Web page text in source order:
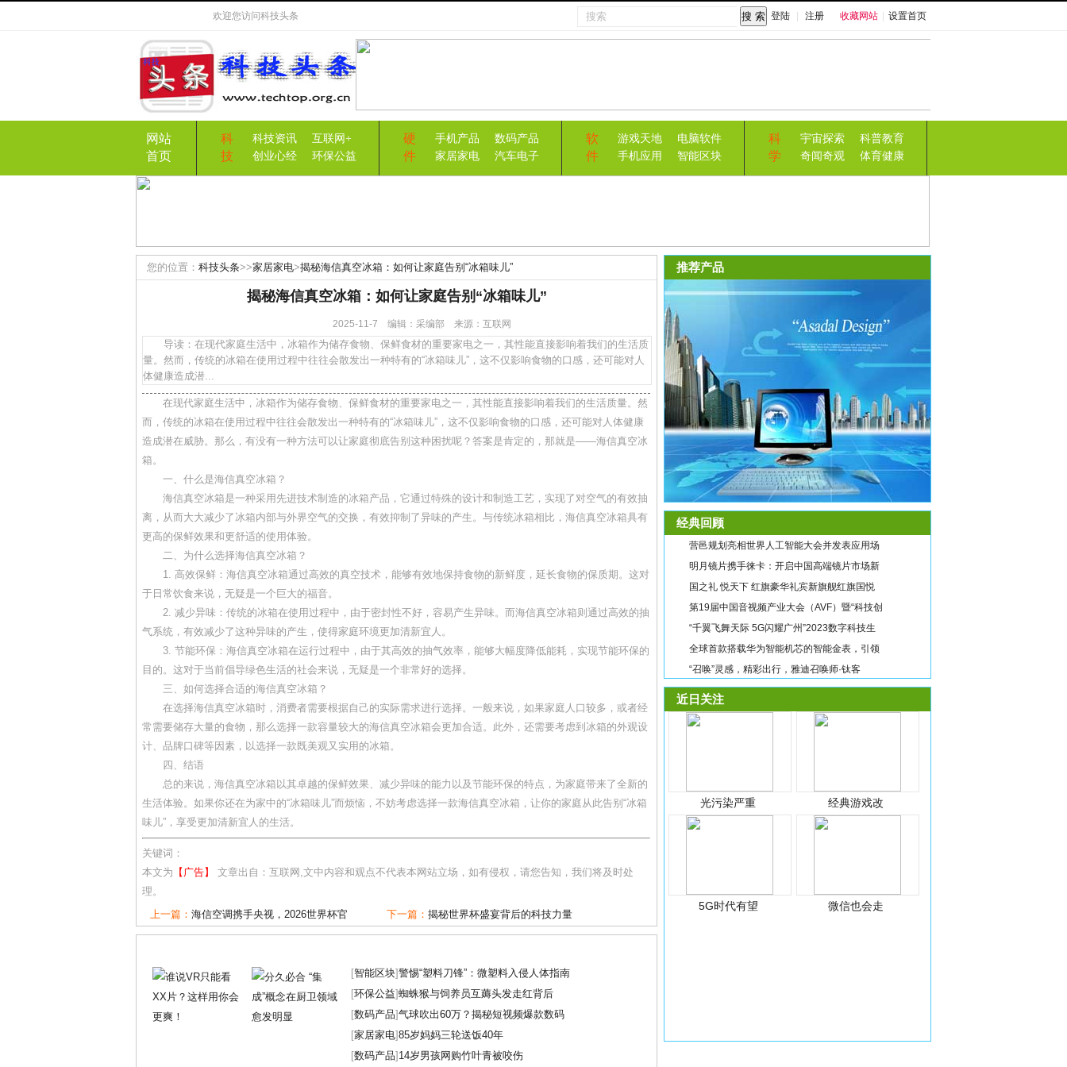
欢迎您访问科技头条 收藏网站 设置首页
登陆 注册
网站
首页
科
技
科技资讯
互联网+
创业心经
环保公益
硬
件
手机产品
数码产品
家居家电
汽车电子
软
件
游戏天地
电脑软件
手机应用
智能区块
科
学
宇宙探索
科普教育
奇闻奇观
体育健康
您的位置： 科技头条>>家居家电>揭秘海信真空冰箱：如何让家庭告别“冰箱味儿”
揭秘海信真空冰箱：如何让家庭告别“冰箱味儿”
2025-11-7 编辑：采编部 来源：互联网
导读：在现代家庭生活中，冰箱作为储存食物、保鲜食材的重要家电之一，其性能直接影响着我们的生活质
量。然而，传统的冰箱在使用过程中往往会散发出一种特有的“冰箱味儿”，这不仅影响食物的口感，还可能对人
体健康造成潜...
在现代家庭生活中，冰箱作为储存食物、保鲜食材的重要家电之一，其性能直接影响着我们的生活质量。然
而，传统的冰箱在使用过程中往往会散发出一种特有的“冰箱味儿”，这不仅影响食物的口感，还可能对人体健康
造成潜在威胁。那么，有没有一种方法可以让家庭彻底告别这种困扰呢？答案是肯定的，那就是——海信真空冰
箱。
一、什么是海信真空冰箱？
海信真空冰箱是一种采用先进技术制造的冰箱产品，它通过特殊的设计和制造工艺，实现了对空气的有效抽
离，从而大大减少了冰箱内部与外界空气的交换，有效抑制了异味的产生。与传统冰箱相比，海信真空冰箱具有
更高的保鲜效果和更舒适的使用体验。
二、为什么选择海信真空冰箱？
1. 高效保鲜：海信真空冰箱通过高效的真空技术，能够有效地保持食物的新鲜度，延长食物的保质期。这对
于日常饮食来说，无疑是一个巨大的福音。
2. 减少异味：传统的冰箱在使用过程中，由于密封性不好，容易产生异味。而海信真空冰箱则通过高效的抽
气系统，有效减少了这种异味的产生，使得家庭环境更加清新宜人。
3. 节能环保：海信真空冰箱在运行过程中，由于其高效的抽气效率，能够大幅度降低能耗，实现节能环保的
目的。这对于当前倡导绿色生活的社会来说，无疑是一个非常好的选择。
三、如何选择合适的海信真空冰箱？
在选择海信真空冰箱时，消费者需要根据自己的实际需求进行选择。一般来说，如果家庭人口较多，或者经
常需要储存大量的食物，那么选择一款容量较大的海信真空冰箱会更加合适。此外，还需要考虑到冰箱的外观设
计、品牌口碑等因素，以选择一款既美观又实用的冰箱。
四、结语
总的来说，海信真空冰箱以其卓越的保鲜效果、减少异味的能力以及节能环保的特点，为家庭带来了全新的
生活体验。如果你还在为家中的“冰箱味儿”而烦恼，不妨考虑选择一款海信真空冰箱，让你的家庭从此告别“冰箱
味儿”，享受更加清新宜人的生活。
关键词：
本文为 【广告】
文章出自：互联网,文中内容和观点不代表本网站立场，如有侵权，请您告知，我们将及时处
理。
上一篇： 海信空调携手央视，2026世界杯官 下一篇： 揭秘世界杯盛宴背后的科技力量
[智能区块]警惕“塑料刀锋”：微塑料入侵人体指南
[环保公益]蜘蛛猴与饲养员互薅头发走红背后
[数码产品]气球吹出60万？揭秘短视频爆款数码
[家居家电]85岁妈妈三轮送饭40年
[数码产品] 14岁男孩网购竹叶青被咬伤
推荐产品
经典回顾
营邑规划亮相世界人工智能大会并发表应用场
明月镜片携手徕卡：开启中国高端镜片市场新
国之礼 悦天下 红旗豪华礼宾新旗舰红旗国悦
第19届中国音视频产业大会（AVF）暨“科技创
“千翼飞舞天际 5G闪耀广州”2023数字科技生
全球首款搭载华为智能机芯的智能金表，引领
“召唤”灵感，精彩出行，雅迪召唤师·钛客
近日关注
光污染严重 经典游戏改
5G时代有望 微信也会走